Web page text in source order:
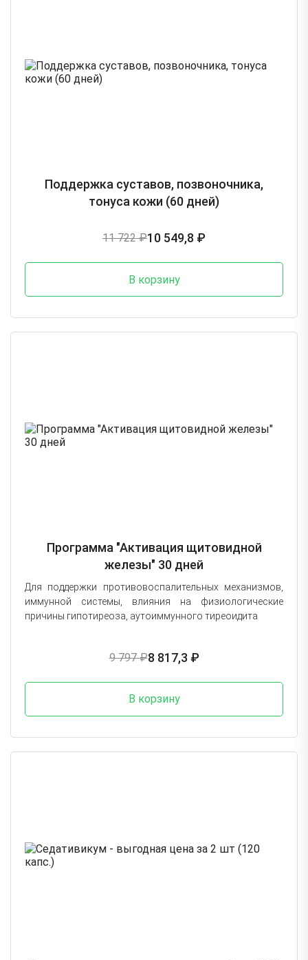
Поддержка суставов, позвоночника,
тонуса кожи (60 дней)
11 722 ₽10 549,8 ₽
В корзину
Программа "Активация щитовидной
железы" 30 дней
Для поддержки противовоспалительных механизмов,
иммунной системы, влияния на физиологические
причины гипотиреоза, аутоиммунного тиреоидита
9 797 ₽8 817,3 ₽
В корзину